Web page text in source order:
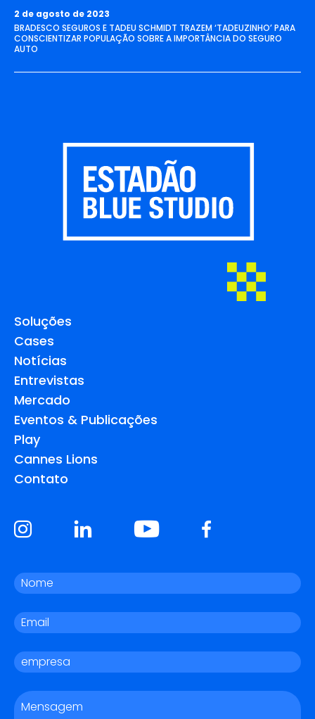
2 de agosto de 2023
BRADESCO SEGUROS E TADEU SCHMIDT TRAZEM ‘TADEUZINHO’ PARA
CONSCIENTIZAR POPULAÇÃO SOBRE A IMPORTÂNCIA DO SEGURO
AUTO
Soluções
Cases
Notícias
Entrevistas
Mercado
Eventos & Publicações
Play
Cannes Lions
Contato